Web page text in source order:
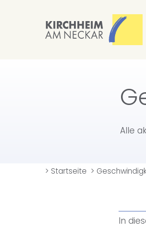
Alle
> Startseite >
In